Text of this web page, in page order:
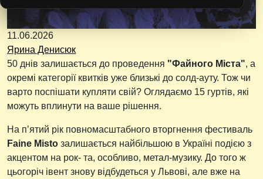
11.06.2026
Ярина Денисюк
50 днів залишається до проведення "Файного Міста", а
окремі категорії квитків уже близькі до солд-ауту. Тож чи
варто поспішати купляти свій? Оглядаємо 15 гуртів, які
можуть вплинути на ваше рішення.
На п’ятий рік повномасштабного вторгнення фестиваль
Faine Misto залишається найбільшою в Україні подією з
акцентом на рок- та, особливо, метал-музику. До того ж
цьогоріч івент знову відбудеться у Львові, але вже на